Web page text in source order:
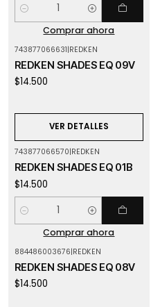
Cantidad
Comprar ahora
743877066631|REDKEN
REDKEN SHADES EQ 09V
$14.500
VER DETALLES
743877066570|REDKEN
REDKEN SHADES EQ 01B
$14.500
Cantidad
Comprar ahora
884486003676|REDKEN
REDKEN SHADES EQ 08V
$14.500